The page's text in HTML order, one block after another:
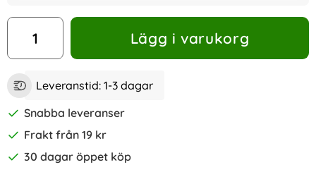
antal
Lägg i varukorg
Leveranstid: 1-3 dagar
Snabba leveranser
Frakt från 19 kr
30 dagar öppet köp